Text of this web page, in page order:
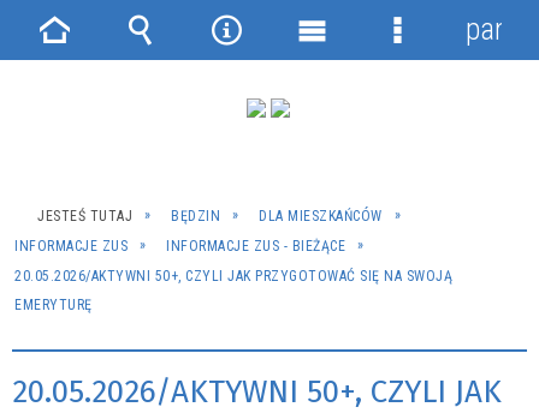
JESTEŚ TUTAJ BĘDZIN
DLA MIESZKAŃCÓW
INFORMACJE ZUS
INFORMACJE ZUS - BIEŻĄCE
20.05.2026/AKTYWNI 50+, CZYLI JAK PRZYGOTOWAĆ SIĘ NA SWOJĄ
EMERYTURĘ
20.05.2026/AKTYWNI 50+, CZYLI JAK
Strona Wyszukiwarka
NarzędziaMenu
Menu
panel